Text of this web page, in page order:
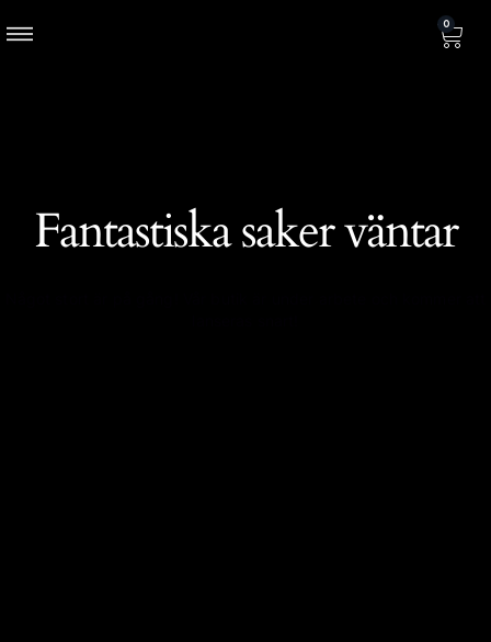
0
Fantastiska saker väntar